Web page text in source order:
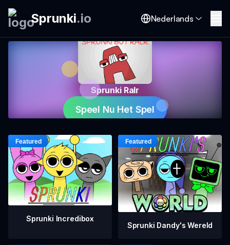
Sprunki.io Nederlands
Sprunki Ralr
Speel Nu Het Spel
Sprunki Incredibox
Sprunki Dandy's Wereld